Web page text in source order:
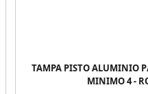
TAMPA PISTO ALUMINIO
MINIMO 4 -